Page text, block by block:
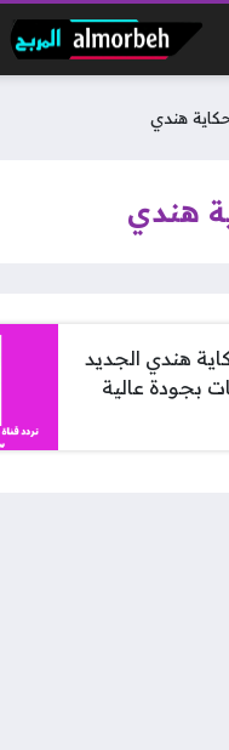
هندي
هندي
هندي الجديد
بجودة عالية